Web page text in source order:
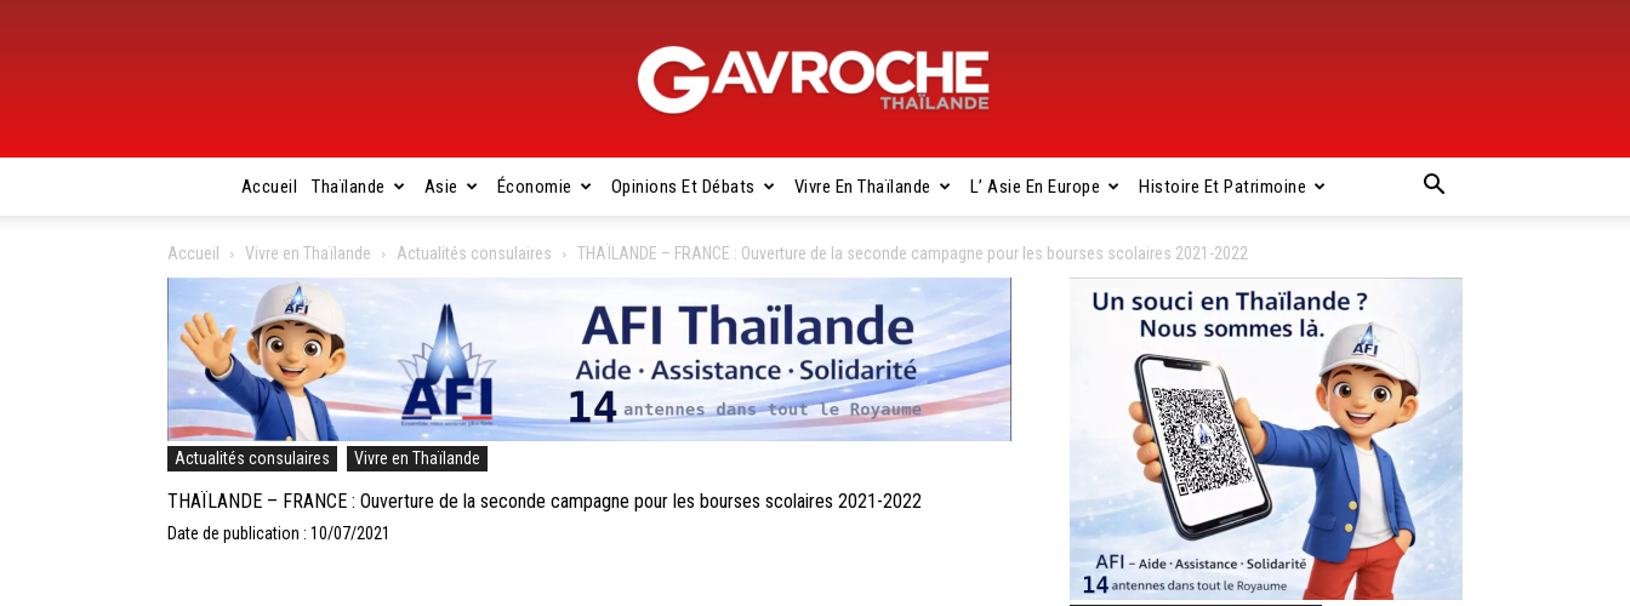
Gavroche
Thaïlande
Accueil Thaïlande Asie Économie Opinions Et Débats Vivre En Thaïlande L’ Asie En Europe Histoire Et Patrimoine
Accueil Vivre en Thaïlande Actualités consulaires THAÏLANDE – FRANCE : Ouverture de la seconde campagne pour les bourses scolaires 2021-2022
Actualités consulaires Vivre en Thaïlande
THAÏLANDE – FRANCE : Ouverture de la seconde campagne pour les bourses scolaires 2021-2022
Date de publication : 10/07/2021